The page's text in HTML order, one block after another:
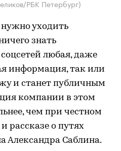
РБК Петербург)
уходить
знать
любая, даже
информация, так или
и станет публичным
компании в этом
чем при честном
рассказе о путях
Александра Саблина.